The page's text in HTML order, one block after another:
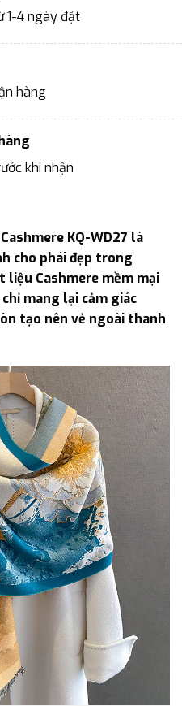
1-4 ngày đặt
hàng
khi nhận
KQ-WD27 là
cho phái đẹp trong
liệu Cashmere mềm mại
mang lại cảm giác
tạo nên vẻ ngoài thanh